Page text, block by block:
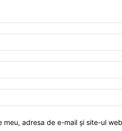
meu, adresa de e-mail și site-ul